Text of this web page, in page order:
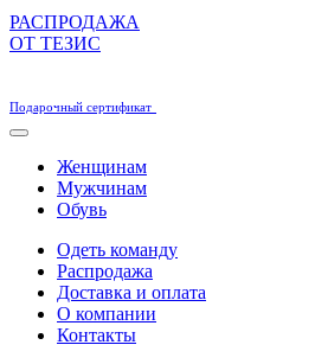
РАСПРОДАЖА
ОТ ТЕЗИС
Подарочный сертификат
Женщинам
Мужчинам
Обувь
Одеть команду
Распродажа
Доставка и оплата
О компании
Контакты